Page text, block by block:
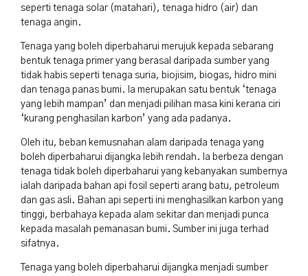
seperti tenaga solar (matahari), tenaga hidro (air) dan
tenaga angin.
Tenaga yang boleh diperbaharui merujuk kepada sebarang
bentuk tenaga primer yang berasal daripada sumber yang
tidak habis seperti tenaga suria, biojisim, biogas, hidro mini
dan tenaga panas bumi. Ia merupakan satu bentuk ‘tenaga
yang lebih mampan’ dan menjadi pilihan masa kini kerana ciri
‘kurang penghasilan karbon’ yang ada padanya.
Oleh itu, beban kemusnahan alam daripada tenaga yang
boleh diperbaharui dijangka lebih rendah. Ia berbeza dengan
tenaga tidak boleh diperbaharui yang kebanyakan sumbernya
ialah daripada bahan api fosil seperti arang batu, petroleum
dan gas asli. Bahan api seperti ini menghasilkan karbon yang
tinggi, berbahaya kepada alam sekitar dan menjadi punca
kepada masalah pemanasan bumi. Sumber ini juga terhad
sifatnya.
Tenaga yang boleh diperbaharui dijangka menjadi sumber